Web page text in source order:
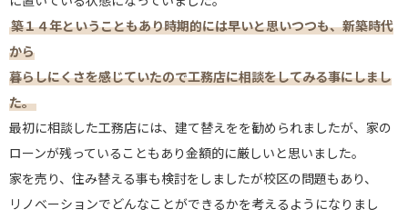
築１４年ということもあり時期的には早いと思いつつも、新築時代
から
暮らしにくさを感じていたので工務店に相談をしてみる事にしまし
た。
最初に相談した工務店には、建て替えをを勧められましたが、家の
ローンが残っていることもあり金額的に厳しいと思いました。
家を売り、住み替える事も検討をしましたが校区の問題もあり、
リノベーションでどんなことができるかを考えるようになりまし